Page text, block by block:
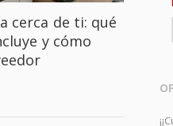
cerca de ti: qué
y cómo